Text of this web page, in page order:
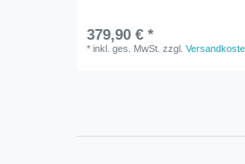
379,90 € *
*inkl. ges. MwSt. zzgl.